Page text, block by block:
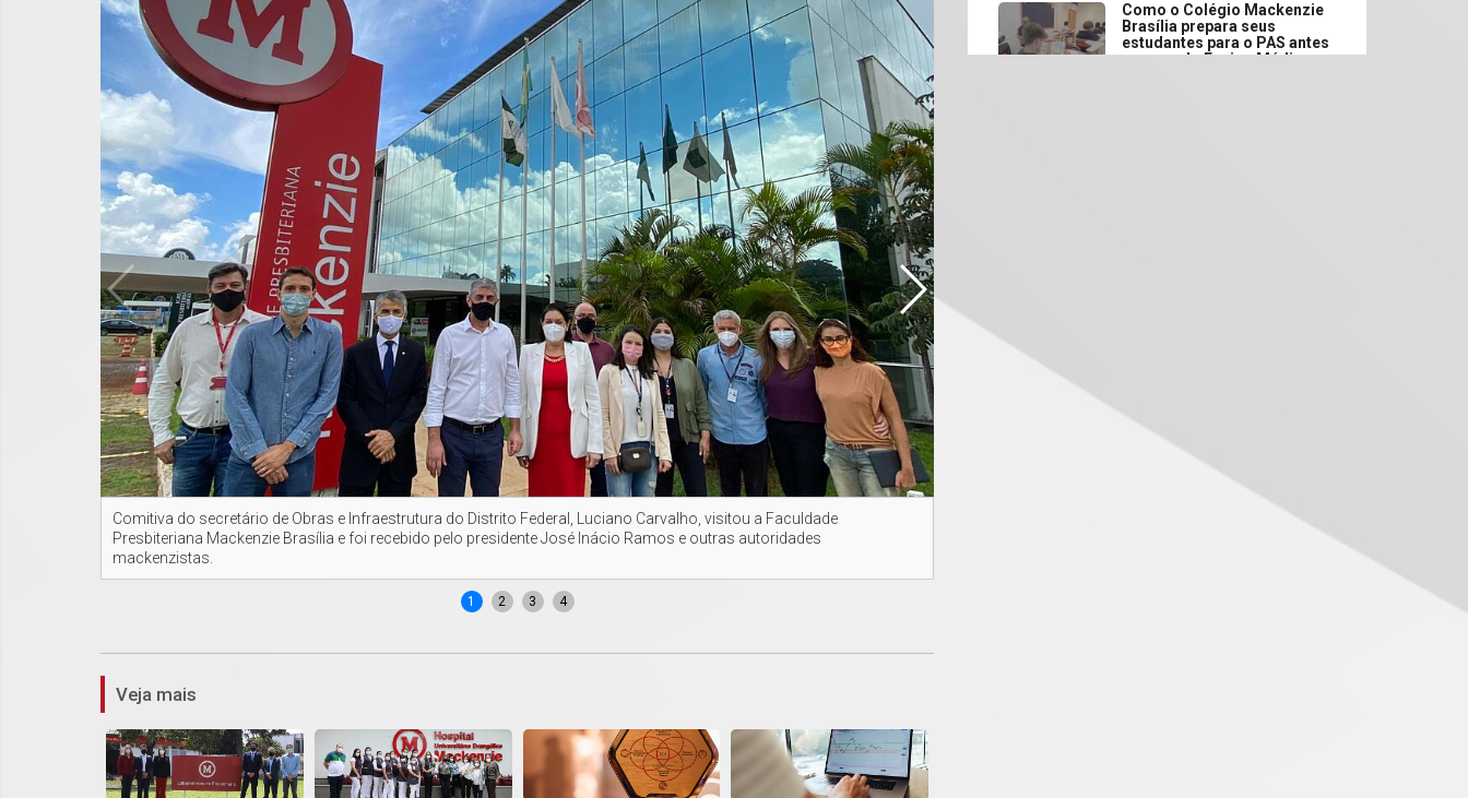
Comitiva do secretário de Obras e Infraestrutura do Distrito Federal, Luciano Carvalho, visitou a Faculdade
Presbiteriana Mackenzie Brasília e foi recebido pelo presidente José Inácio Ramos e outras autoridades
mackenzistas.
1 2 3 4
Veja mais
Como o Colégio Mackenzie
Brasília prepara seus
estudantes para o PAS antes
mesmo do Ensino Médio
Professora do Mackenzie é
com obra sobre ética e
arquitetura contemporânea